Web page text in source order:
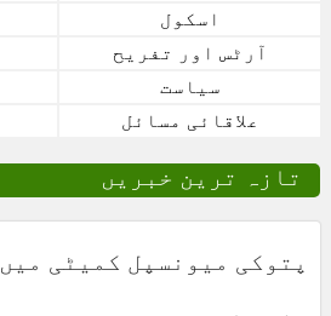
اسکول
آرٹس اور تفریح
سیاست
علاقائی مسائل
تازہ ترین خبریں
پتوکی میونسپل کمیٹی میں